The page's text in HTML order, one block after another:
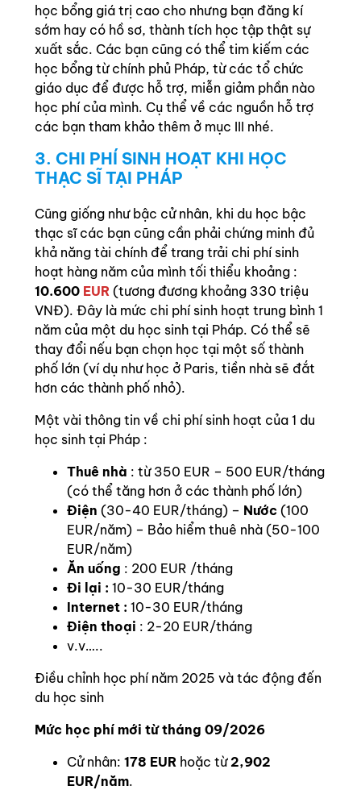
học bổng giá trị cao cho nhưng bạn đăng kí
sớm hay có hồ sơ, thành tích học tập thật sự
xuất sắc. Các bạn cũng có thể tim kiếm các
học bổng từ chính phủ Pháp, từ các tổ chức
giáo dục để được hỗ trợ, miễn giảm phần nào
học phí của mình. Cụ thể về các nguồn hỗ trợ
các bạn tham khảo thêm ở mục III nhé.
3. CHI PHÍ SINH HOẠT KHI HỌC
THẠC SĨ TẠI PHÁP
Cũng giống như bậc cử nhân, khi du học bậc
thạc sĩ các bạn cũng cần phải chứng minh đủ
khả năng tài chính để trang trải chi phí sinh
hoạt hàng năm của mình tối thiểu khoảng :
10.600 EUR (tương đương khoảng 330 triệu
VNĐ). Đây là mức chi phí sinh hoạt trung bình 1
năm của một du học sinh tại Pháp. Có thể sẽ
thay đổi nếu bạn chọn học tại một số thành
phố lớn (ví dụ như học ở Paris, tiền nhà sẽ đắt
hơn các thành phố nhỏ).
Một vài thông tin về chi phí sinh hoạt của 1 du
học sinh tại Pháp :
Thuê nhà : từ 350 EUR – 500 EUR/tháng
(có thể tăng hơn ở các thành phố lớn)
Điện (30-40 EUR/tháng) – Nước (100
EUR/năm) – Bảo hiểm thuê nhà (50-100
EUR/năm)
Ăn uống : 200 EUR /tháng
Đi lại : 10-30 EUR/tháng
Internet : 10-30 EUR/tháng
Điện thoại : 2-20 EUR/tháng
v.v…..
Điều chỉnh học phí năm 2025 và tác động đến
du học sinh
Mức học phí mới từ tháng 09/2026
Cử nhân: 178 EUR hoặc từ2,902
EUR/năm.